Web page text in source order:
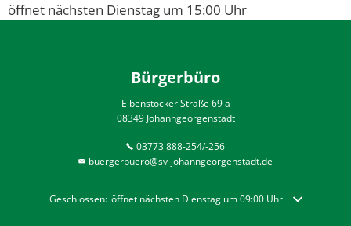
öffnet nächsten Dienstag um 15:00 Uhr
Bürgerbüro
Eibenstocker Straße 69 a
08349 Johanngeorgenstadt
03773 888-254/-256
buergerbuero@sv-johanngeorgenstadt.de
Klicken, um weitere Öffnungs- oder Schließzeiten auszublenden
Geschlossen: öffnet nächsten Dienstag um 09:00 Uhr